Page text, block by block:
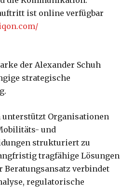
ist online verfügbar
der Alexander Schuh
strategische
unterstützt Organisationen
und
strukturiert zu
tragfähige Lösungen
Beratungsansatz verbindet
regulatorische